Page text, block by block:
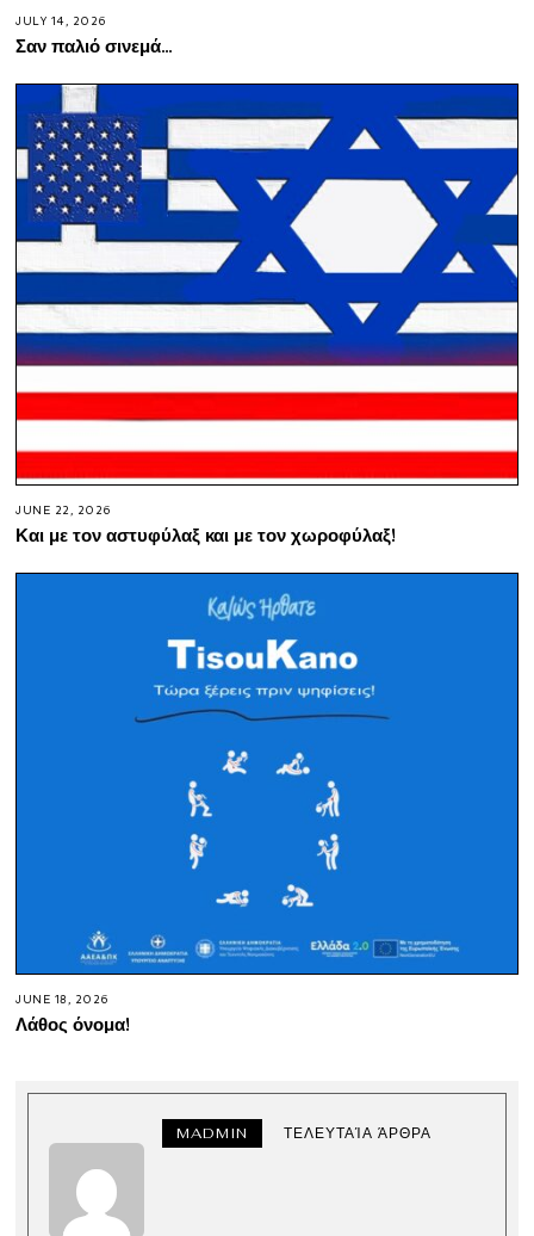
JULY 14, 2026
Σαν παλιό σινεμά…
JUNE 22, 2026
Και με τον αστυφύλαξ και με τον χωροφύλαξ!
JUNE 18, 2026
Λάθος όνομα!
MADMIN ΤΕΛΕΥΤΑΊΑ ΆΡΘΡΑ